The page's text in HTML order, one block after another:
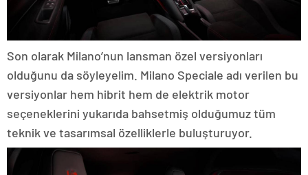
Son olarak Milano’nun lansman özel versiyonları
olduğunu da söyleyelim. Milano Speciale adı verilen bu
versiyonlar hem hibrit hem de elektrik motor
seçeneklerini yukarıda bahsetmiş olduğumuz tüm
teknik ve tasarımsal özelliklerle buluşturuyor.